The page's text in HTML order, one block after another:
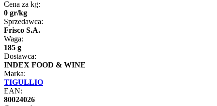
Cena za kg:
0 gr/kg
Sprzedawca:
Frisco S.A.
Waga:
185 g
Dostawca:
INDEX FOOD & WINE
Marka:
TIGULLIO
EAN:
80024026